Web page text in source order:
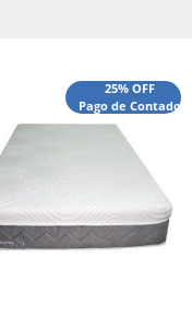
25% OFF
Pago de Contado
El
precio
original
$1,660,000.00.
El